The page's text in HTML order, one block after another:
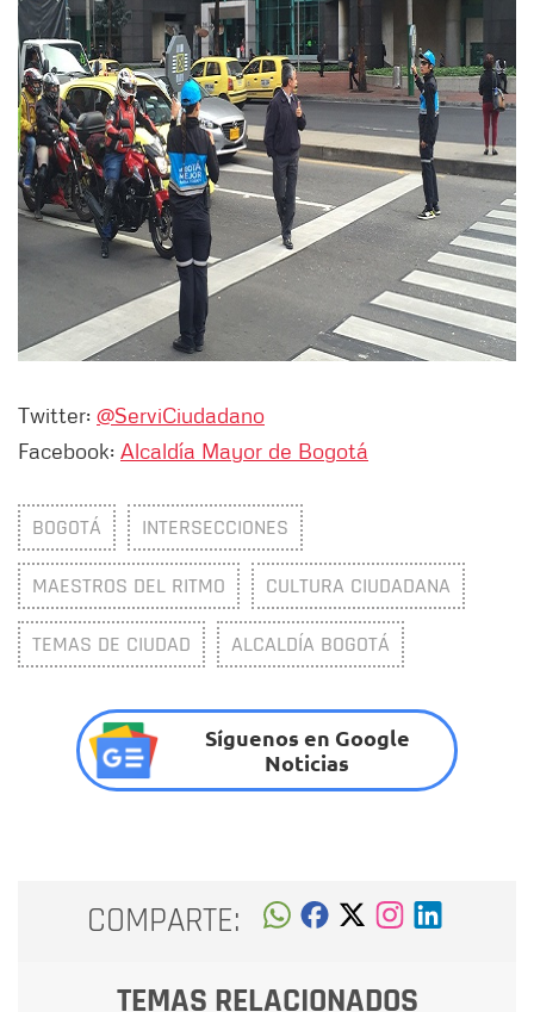
Twitter: @ServiCiudadano
Facebook: Alcaldía Mayor de Bogotá
BOGOTÁ INTERSECCIONES
MAESTROS DEL RITMO CULTURA CIUDADANA
TEMAS DE CIUDAD ALCALDÍA BOGOTÁ
Síguenos en Google
Noticias
COMPARTE:
TEMAS RELACIONADOS